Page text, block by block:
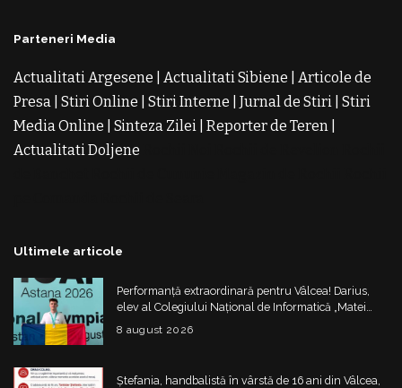
Parteneri Media
Actualitati Argesene Actualitati Sibiene
Articole de
Presa Stiri Online Stiri Interne Jurnal de Stiri Stiri
Media Online
Sinteza Zilei Reporter de Teren
Actualitati Doljene
Ultimele articole
Performanță extraordinară pentru Vâlcea! Darius,
elev al Colegiului Național de Informatică „Matei
Basarab”, a cucerit argintul la Olimpiada
Internațională de Inteligență Artificială
8 august 2026
Ștefania, handbalistă în vârstă de 16 ani din Vâlcea,